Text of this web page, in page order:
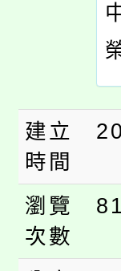
建立
時間
瀏覽
次數